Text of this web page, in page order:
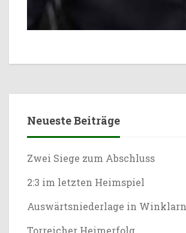
Neueste Beiträge
Zwei Siege zum Abschluss
2:3 im letzten Heimspiel
Auswärtsniederlage in Winklarn
Torreicher Heimerfolg